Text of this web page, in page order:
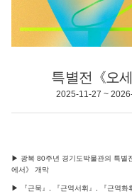
특별전《오
2025-11-27 ~
▶ 광복 80주년 경기도박물관의 특별
에서》 개막
▶ 『근묵』, 『근역서휘』, 『근역화